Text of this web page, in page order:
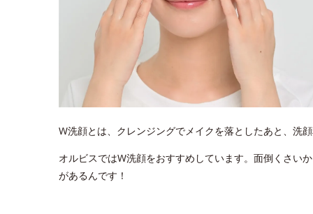
W洗顔とは、クレンジングでメイクを落としたあと、洗
オルビスではW洗顔をおすすめしています。面倒くさい
があるんです！